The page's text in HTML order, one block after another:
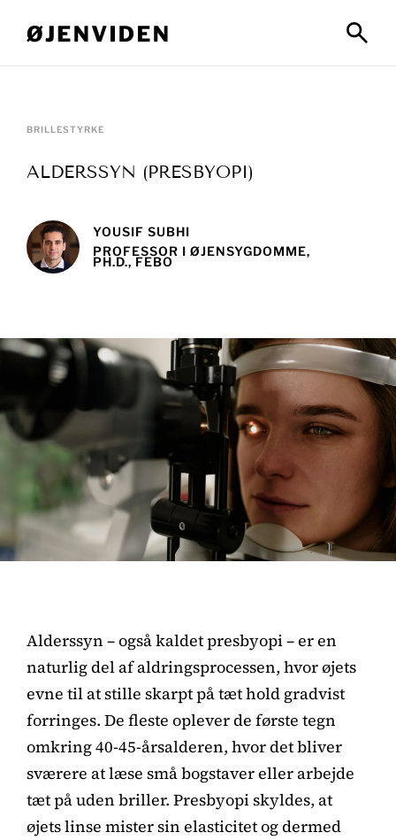
BRILLESTYRKE
ALDERSSYN (PRESBYOPI)
YOUSIF SUBHI
PROFESSOR I ØJENSYGDOMME,
PH.D., FEBO
Alderssyn – også kaldet presbyopi – er en
naturlig del af aldringsprocessen, hvor øjets
evne til at stille skarpt på tæt hold gradvist
forringes. De fleste oplever de første tegn
omkring 40-45-årsalderen, hvor det bliver
sværere at læse små bogstaver eller arbejde
tæt på uden briller. Presbyopi skyldes, at
øjets linse mister sin elasticitet og dermed